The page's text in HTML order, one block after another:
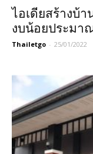
ไอเดียสร้างบ้า
งบน้อยประมา
Thailetgo - 25/01/2022